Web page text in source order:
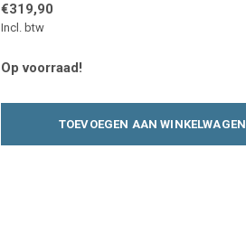
€319,90
Incl. btw
Op voorraad!
TOEVOEGEN AAN WINKELWAGEN